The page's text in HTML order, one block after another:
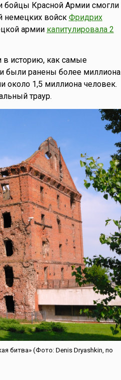
бойцы Красной Армии смогли
немецких войск Фридрих
армии капитулировала 2
историю, как самые
были ранены более миллиона
около 1,5 миллиона человек.
траур.
битва» (Фото: Denis Dryashkin, по